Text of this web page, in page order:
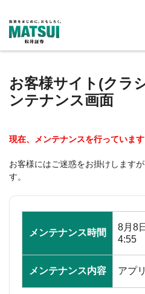
お客様サイト(クラ
ンテナンス画面
現在、メンテナンスを行っています
お客様にはご迷惑をお掛けします
す。
メンテナンス時間
8月8
4:55
メンテナンス内容 アプ